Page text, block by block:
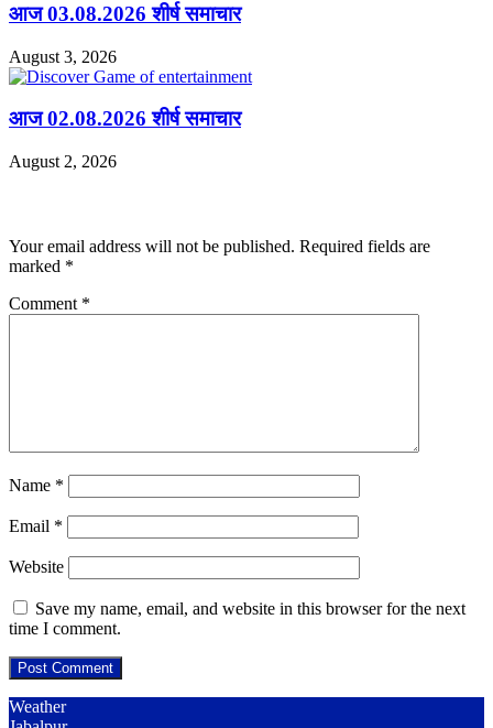
आज 03.08.2026 शीर्ष समाचार
August 3, 2026
आज 02.08.2026 शीर्ष समाचार
August 2, 2026
Your email address will not be published. Required fields are
marked *
Comment *
Name *
Email *
Website
Save my name, email, and website in this browser for the next
time I comment.
Weather